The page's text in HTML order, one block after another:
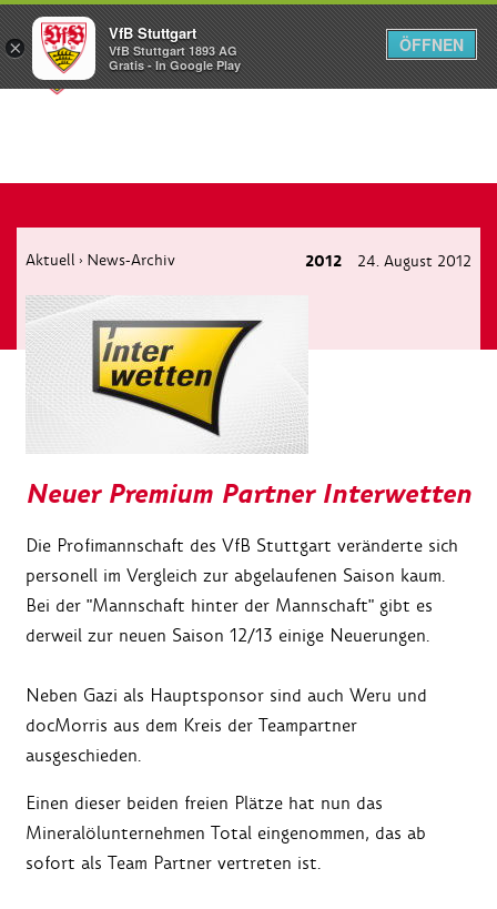
Menü
Aktuell › News-Archiv 2012 24. August 2012
Neuer Premium Partner Interwetten
Die Profimannschaft des VfB Stuttgart veränderte sich
personell im Vergleich zur abgelaufenen Saison kaum.
Bei der "Mannschaft hinter der Mannschaft" gibt es
derweil zur neuen Saison 12/13 einige Neuerungen.
Neben Gazi als Hauptsponsor sind auch Weru und
docMorris aus dem Kreis der Teampartner
ausgeschieden.
Einen dieser beiden freien Plätze hat nun das
Mineralölunternehmen Total eingenommen, das ab
sofort als Team Partner vertreten ist.
×
VfB Stuttgart
VfB Stuttgart 1893 AG
Gratis - In Google Play
ÖFFNEN